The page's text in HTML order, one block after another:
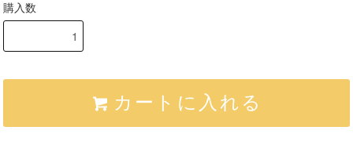
購入数
カートに入れる